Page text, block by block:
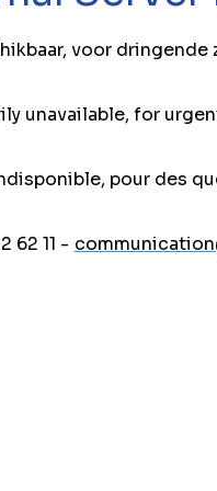
voor dringende
unavailable, for
pour des
62 11 -